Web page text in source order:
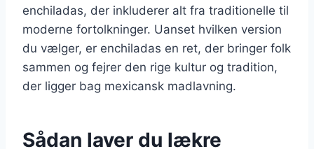
enchiladas, der inkluderer alt fra traditionelle til
moderne fortolkninger. Uanset hvilken version
du vælger, er enchiladas en ret, der bringer folk
sammen og fejrer den rige kultur og tradition,
der ligger bag mexicansk madlavning.
Sådan laver du lækre